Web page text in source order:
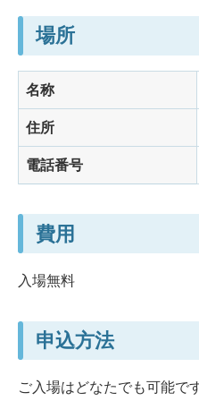
場所
名称
住所
電話番号
費用
入場無料
申込方法
ご入場はどなたでも可能で